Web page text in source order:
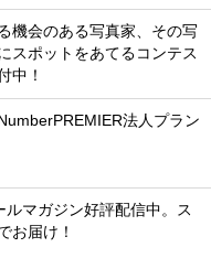
機会のある写真家、その写
スポットをあてるコンテス
中！
法人プラン
ルマガジン好評配信中。ス
お届け！